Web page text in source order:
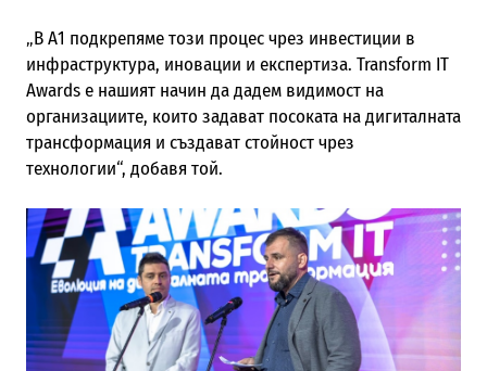
„В А1 подкрепяме този процес чрез инвестиции в
инфраструктура, иновации и експертиза. Transform IT
Awards е нашият начин да дадем видимост на
организациите, които задават посоката на дигиталната
трансформация и създават стойност чрез
технологии“, добавя той.